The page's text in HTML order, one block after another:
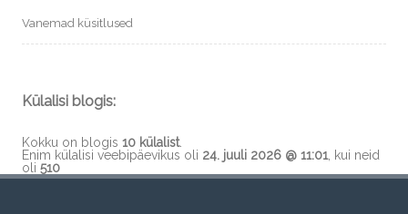
Vanemad küsitlused
Külalisi blogis:
Kokku on blogis 10 külalist.
Enim külalisi veebipäevikus oli 24. juuli 2026 @ 11:01 , kui neid
oli 510